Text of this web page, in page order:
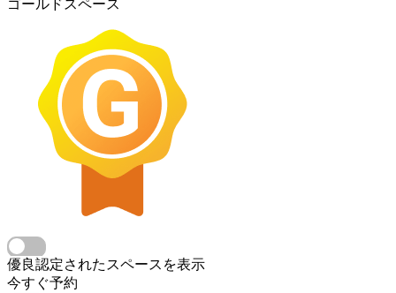
ゴールドスペース
優良認定されたスペースを表示
今すぐ予約